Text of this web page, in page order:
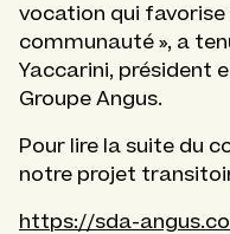
vocation qui
communauté », a
Yaccarini, président
Groupe Angus.
Pour lire la suite du
notre projet
https://sda-